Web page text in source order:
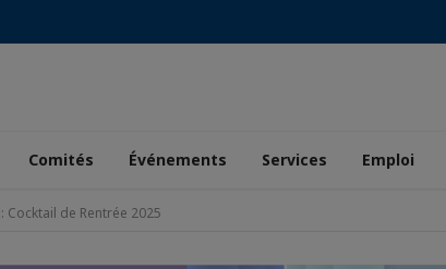
Comités Événements Services Emploi
Cocktail de Rentrée 2025